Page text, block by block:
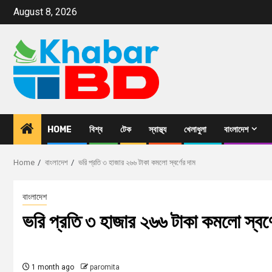
August 8, 2026
HOME বিশ্ব টেক স্বাস্থ্য খেলাধুলা বাংলাদেশ
Home বাংলাদেশ ভরি প্রতি ৩ হাজার ২৬৬ টাকা কমলো স্বর্ণের দাম
বাংলাদেশ
ভরি প্রতি ৩ হাজার ২৬৬ টাকা কমলো
1 month ago paromita